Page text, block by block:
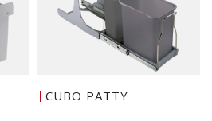
CUBO PATTY